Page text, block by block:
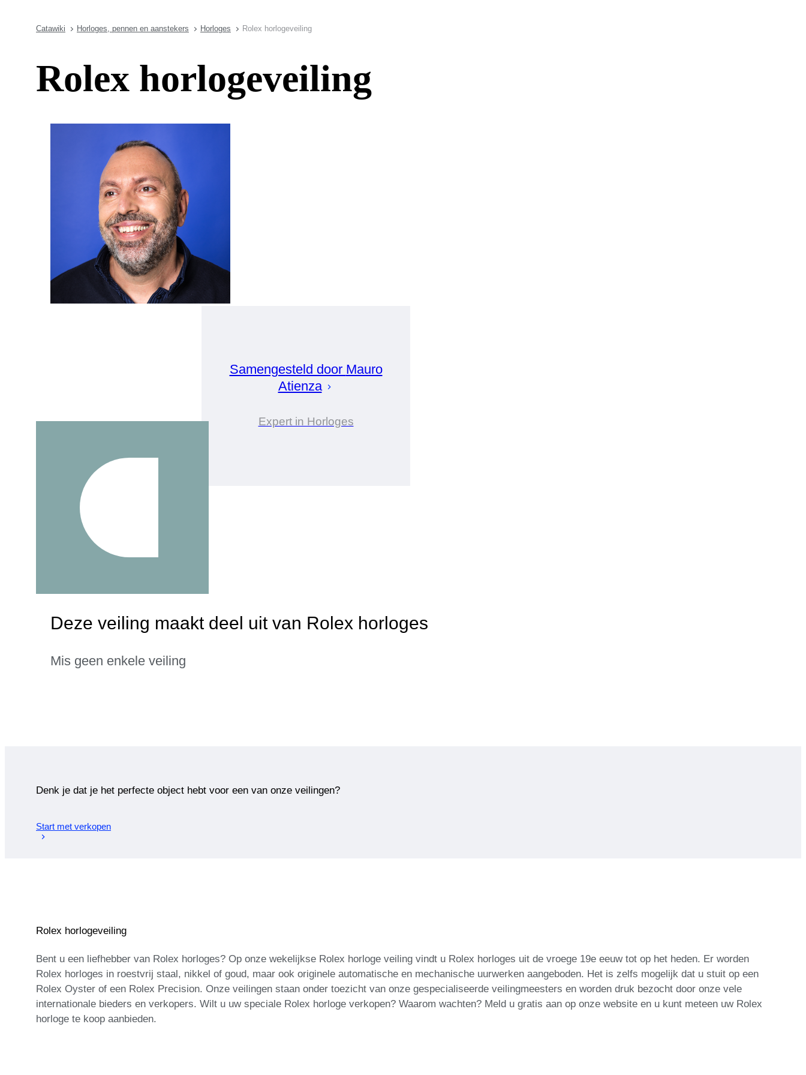
Catawiki Horloges, pennen en aanstekers Horloges Rolex horlogeveiling
Rolex horlogeveiling
Samengesteld door Mauro
Atienza
Expert in Horloges
Deze veiling maakt deel uit van Rolex horloges
Mis geen enkele veiling
Denk je dat je het perfecte object hebt voor een van onze veilingen?
Start met verkopen
Rolex horlogeveiling
Bent u een liefhebber van Rolex horloges? Op onze wekelijkse Rolex horloge veiling vindt u Rolex horloges uit de vroege 19e eeuw tot op het heden. Er worden
Rolex horloges in roestvrij staal, nikkel of goud, maar ook originele automatische en mechanische uurwerken aangeboden. Het is zelfs mogelijk dat u stuit op een
Rolex Oyster of een Rolex Precision. Onze veilingen staan ​​onder toezicht van onze gespecialiseerde veilingmeesters en worden druk bezocht door onze vele
internationale bieders en verkopers. Wilt u uw speciale Rolex horloge verkopen? Waarom wachten? Meld u gratis aan op onze website en u kunt meteen uw Rolex
horloge te koop aanbieden.